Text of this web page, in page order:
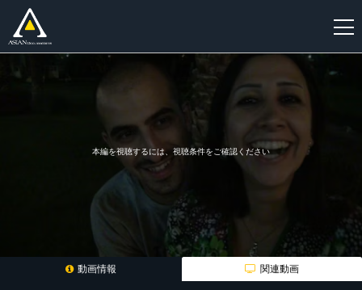
本編を視聴するには、視聴条件をご確認ください
動画情報 関連動画